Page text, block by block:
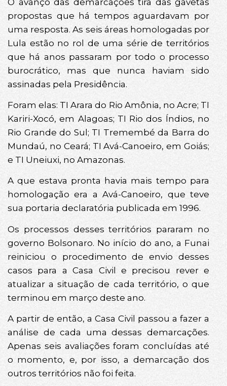
propostas que há tempos aguardavam por
uma resposta. As seis áreas homologadas por
Lula estão no rol de uma série de territórios
que há anos passaram por todo o processo
burocrático, mas que nunca haviam sido
assinadas pela Presidência.
Foram elas: TI Arara do Rio Amônia, no Acre; TI
Kariri-Xocó, em Alagoas; TI Rio dos Índios, no
Rio Grande do Sul; TI Tremembé da Barra do
Mundaú, no Ceará; TI Avá-Canoeiro, em Goiás;
e TI Uneiuxi, no Amazonas.
A que estava pronta havia mais tempo para
homologação era a Avá-Canoeiro, que teve
sua portaria declaratória publicada em 1996.
Os processos desses territórios pararam no
governo Bolsonaro. No início do ano, a Funai
reiniciou o procedimento de envio desses
casos para a Casa Civil e precisou rever e
atualizar a situação de cada território, o que
terminou em março deste ano.
A partir de então, a Casa Civil passou a fazer a
análise de cada uma dessas demarcações.
Apenas seis avaliações foram concluídas até
o momento, e, por isso, a demarcação dos
outros territórios não foi feita.